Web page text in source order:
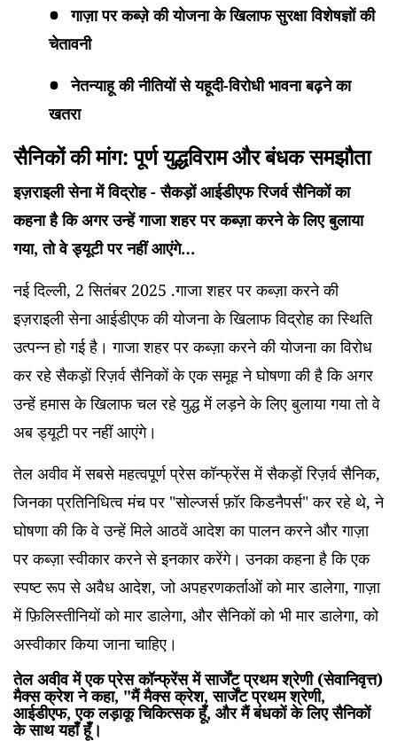
गाज़ा पर कब्ज़े की योजना के खिलाफ सुरक्षा विशेषज्ञों की
चेतावनी
नेतन्याहू की नीतियों से यहूदी-विरोधी भावना बढ़ने का
खतरा
सैनिकों की मांग: पूर्ण युद्धविराम और बंधक समझौता
इज़राइली सेना में विद्रोह - सैकड़ों आईडीएफ रिजर्व सैनिकों का
कहना है कि अगर उन्हें गाजा शहर पर कब्ज़ा करने के लिए बुलाया
गया, तो वे ड्यूटी पर नहीं आएंगे…
नई दिल्ली, 2 सितंबर 2025 .गाजा शहर पर कब्ज़ा करने की
इज़राइली सेना आईडीएफ की योजना के खिलाफ विद्रोह का स्थिति
उत्पन्न हो गई है। गाजा शहर पर कब्ज़ा करने की योजना का विरोध
कर रहे सैकड़ों रिज़र्व सैनिकों के एक समूह ने घोषणा की है कि अगर
उन्हें हमास के खिलाफ चल रहे युद्ध में लड़ने के लिए बुलाया गया तो वे
अब ड्यूटी पर नहीं आएंगे।
तेल अवीव में सबसे महत्वपूर्ण प्रेस कॉन्फ्रेंस में सैकड़ों रिज़र्व सैनिक,
जिनका प्रतिनिधित्व मंच पर "सोल्जर्स फ़ॉर किडनैपर्स" कर रहे थे, ने
घोषणा की कि वे उन्हें मिले आठवें आदेश का पालन करने और गाज़ा
पर कब्ज़ा स्वीकार करने से इनकार करेंगे। उनका कहना है कि एक
स्पष्ट रूप से अवैध आदेश, जो अपहरणकर्ताओं को मार डालेगा, गाज़ा
में फ़िलिस्तीनियों को मार डालेगा, और सैनिकों को भी मार डालेगा, को
अस्वीकार किया जाना चाहिए।
तेल अवीव में एक प्रेस कॉन्फ्रेंस में सार्जेंट प्रथम श्रेणी (सेवानिवृत्त)
मैक्स क्रेश ने कहा, "मैं मैक्स क्रेश, सार्जेंट प्रथम श्रेणी,
आईडीएफ, एक लड़ाकू चिकित्सक हूँ, और मैं बंधकों के लिए सैनिकों
के साथ यहाँ हूँ।